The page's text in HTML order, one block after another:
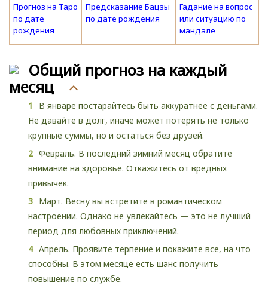
Прогноз на Таро
по дате
рождения
Предсказание Бацзы
по дате рождения
Гадание на вопрос
или ситуацию по
мандале
Общий прогноз на каждый
месяц
В январе постарайтесь быть аккуратнее с деньгами.
Не давайте в долг, иначе может потерять не только
крупные суммы, но и остаться без друзей.
Февраль. В последний зимний месяц обратите
внимание на здоровье. Откажитесь от вредных
привычек.
Март. Весну вы встретите в романтическом
настроении. Однако не увлекайтесь — это не лучший
период для любовных приключений.
Апрель. Проявите терпение и покажите все, на что
способны. В этом месяце есть шанс получить
повышение по службе.